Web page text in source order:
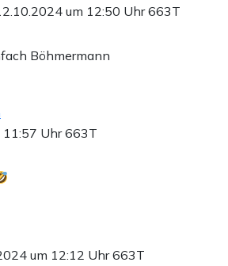
um 12:50 Uhr663T
Böhmermann
11:57 Uhr663T
um 12:12 Uhr663T